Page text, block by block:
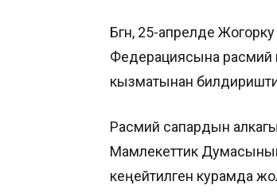
Бүгүн, 25-апрелде
Федерациясына
кызматынан
Расмий сапардын
Мамлекеттик
кеңейтилген курамда